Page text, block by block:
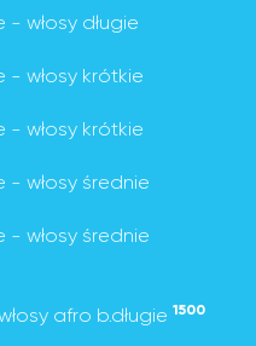
włosy długie
włosy krótkie
włosy krótkie
włosy średnie
włosy średnie
afro b.długie 1500